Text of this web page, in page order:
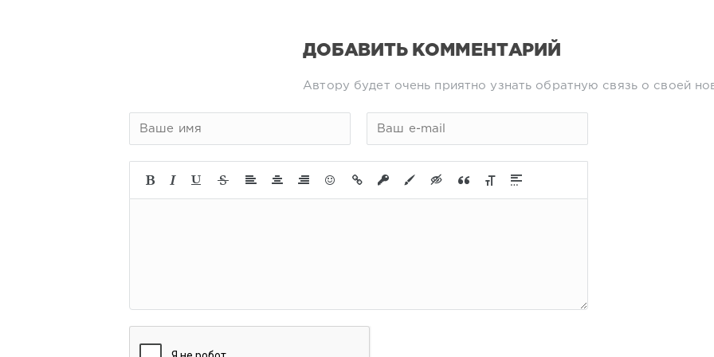
ДОБАВИТЬ КОММЕНТАРИЙ
Автору будет очень приятно узнать обратную связь о своей